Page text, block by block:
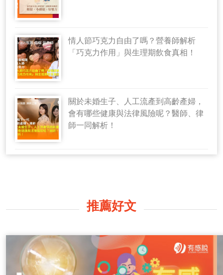
情人節巧克力自由了嗎？營養師解析
「巧克力作用」與生理期飲食真相！
關於未婚生子、人工流產到高齡產婦，
會有哪些健康與法律風險呢？醫師、律
師一同解析！
推薦好文